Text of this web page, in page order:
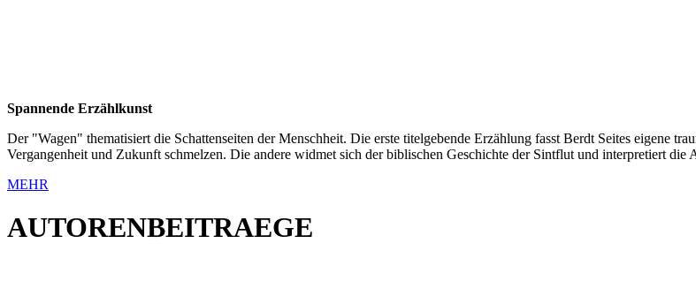
Spannende Erzählkunst
Der "Wagen" thematisiert die Schattenseiten der Menschheit. Die erste titelgebende Erzählung fasst Berdt Seites eigene
Vergangenheit und Zukunft schmelzen. Die andere widmet sich der biblischen Geschichte der Sintflut und interpretiert die
MEHR
AUTORENBEITRAEGE